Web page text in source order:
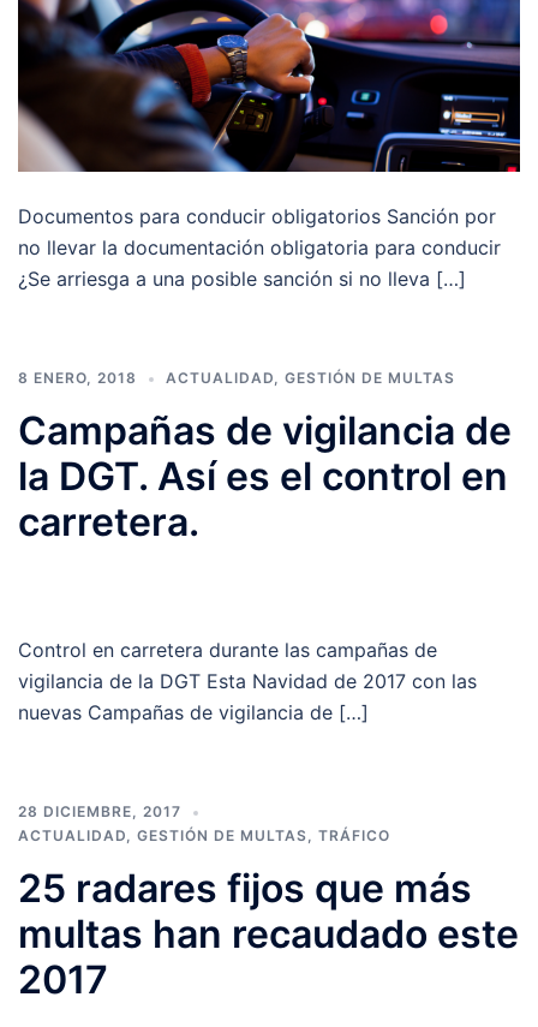
Documentos para conducir obligatorios Sanción por
no llevar la documentación obligatoria para conducir
¿Se arriesga a una posible sanción si no lleva […]
8 ENERO, 2018 ACTUALIDAD, GESTIÓN DE MULTAS
Campañas de vigilancia de
la DGT. Así es el control en
carretera.
Control en carretera durante las campañas de
vigilancia de la DGT Esta Navidad de 2017 con las
nuevas Campañas de vigilancia de […]
28 DICIEMBRE, 2017
ACTUALIDAD, GESTIÓN DE MULTAS, TRÁFICO
25 radares fijos que más
multas han recaudado este
2017